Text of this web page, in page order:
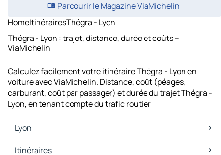
Parcourir le Magazine ViaMichelin
HomeItinérairesThégra - Lyon
Thégra - Lyon : trajet, distance, durée et coûts –
ViaMichelin
Calculez facilement votre itinéraire Thégra - Lyon en
voiture avec ViaMichelin. Distance, coût (péages,
carburant, coût par passager) et durée du trajet Thégra -
Lyon, en tenant compte du trafic routier
Lyon
Lyon Cartes et plans
Itinéraires